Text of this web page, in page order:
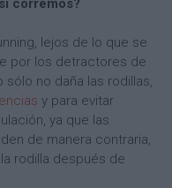
corremos?
lejos de lo que se
por los detractores de
no daña las rodillas,
y para evitar
ya que las
de manera contraria,
rodilla después de